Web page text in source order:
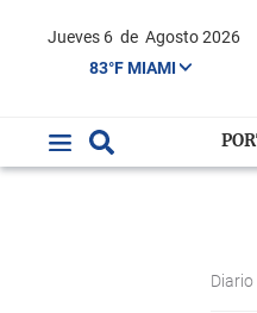
Jueves 6 de Agosto 2026
83°F MIAMI